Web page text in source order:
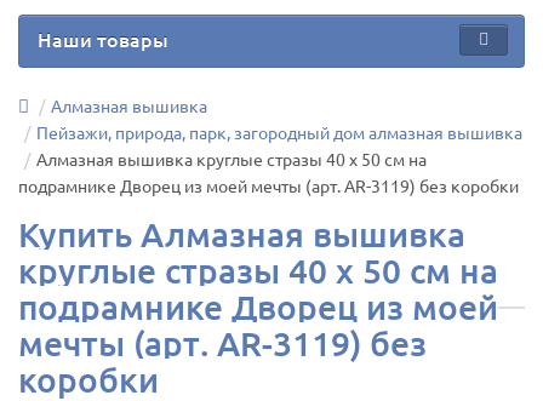
Наши товары
Алмазная вышивка
Пейзажи, природа, парк, загородный дом алмазная вышивка
Алмазная вышивка круглые стразы 40 х 50 см на
подрамнике Дворец из моей мечты (арт. AR-3119) без коробки
Купить Алмазная вышивка
круглые стразы 40 х 50 см на
подрамнике Дворец из моей
мечты (арт. AR-3119) без
коробки